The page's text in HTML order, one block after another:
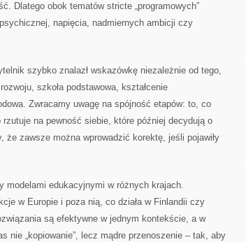
Dlatego obok tematów stricte „programowych”
napięcia, nadmiernych ambicji czy
szybko znalazł wskazówkę niezależnie od tego,
szkoła podstawowa, kształcenie
Zwracamy uwagę na spójność etapów: to, co
na pewność siebie, które później decydują o
zawsze można wprowadzić korektę, jeśli pojawiły
modelami edukacyjnymi w różnych krajach.
w Europie i poza nią, co działa w Finlandii czy
są efektywne w jednym kontekście, a w
nie „kopiowanie”, lecz mądre przenoszenie – tak, aby